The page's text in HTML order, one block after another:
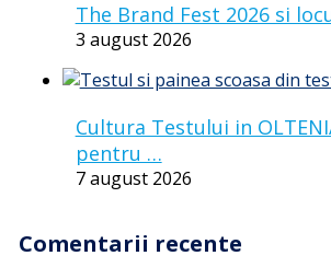
The Brand Fest 2026 si
3 august 2026
Cultura Testului in
pentru …
7 august 2026
Comentarii recente